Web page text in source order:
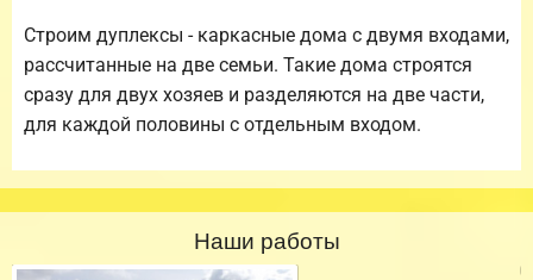
Строим дуплексы - каркасные дома с двумя входами,
рассчитанные на две семьи. Такие дома строятся
сразу для двух хозяев и разделяются на две части,
для каждой половины с отдельным входом.
Наши работы